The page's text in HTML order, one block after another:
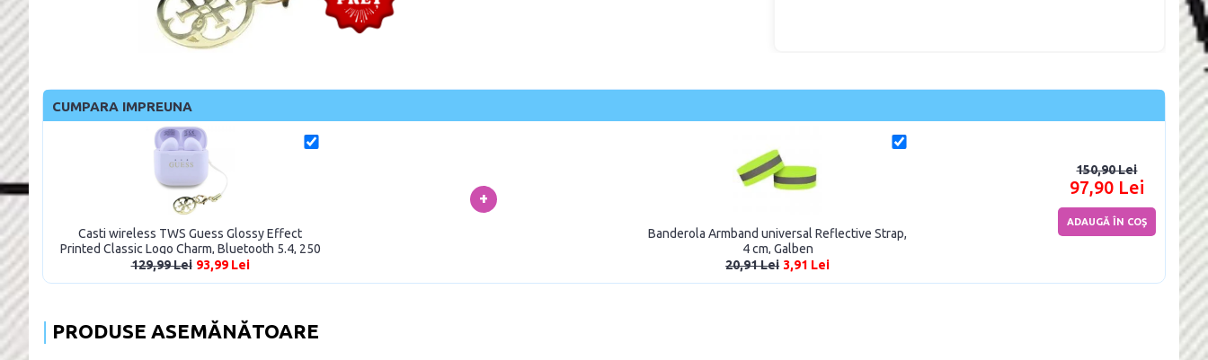
CUMPARA IMPREUNA
Casti wireless TWS Guess Glossy Effect
Printed Classic Logo Charm, Bluetooth 5.4, 250
mAh, IPX5, Mov
129,99 Lei 93,99 Lei
+
Banderola Armband universal Reflective Strap,
4 cm, Galben
20,91 Lei 3,91 Lei
150,90 Lei
97,90 Lei
ADAUGĂ ÎN COŞ
PRODUSE ASEMĂNĂTOARE